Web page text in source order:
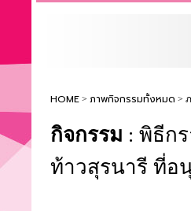
HOME > ภาพกิจกรรมทั้งหมด >
กิจกรรม : พิธีก
ท้าวสุรนารี ที่อ